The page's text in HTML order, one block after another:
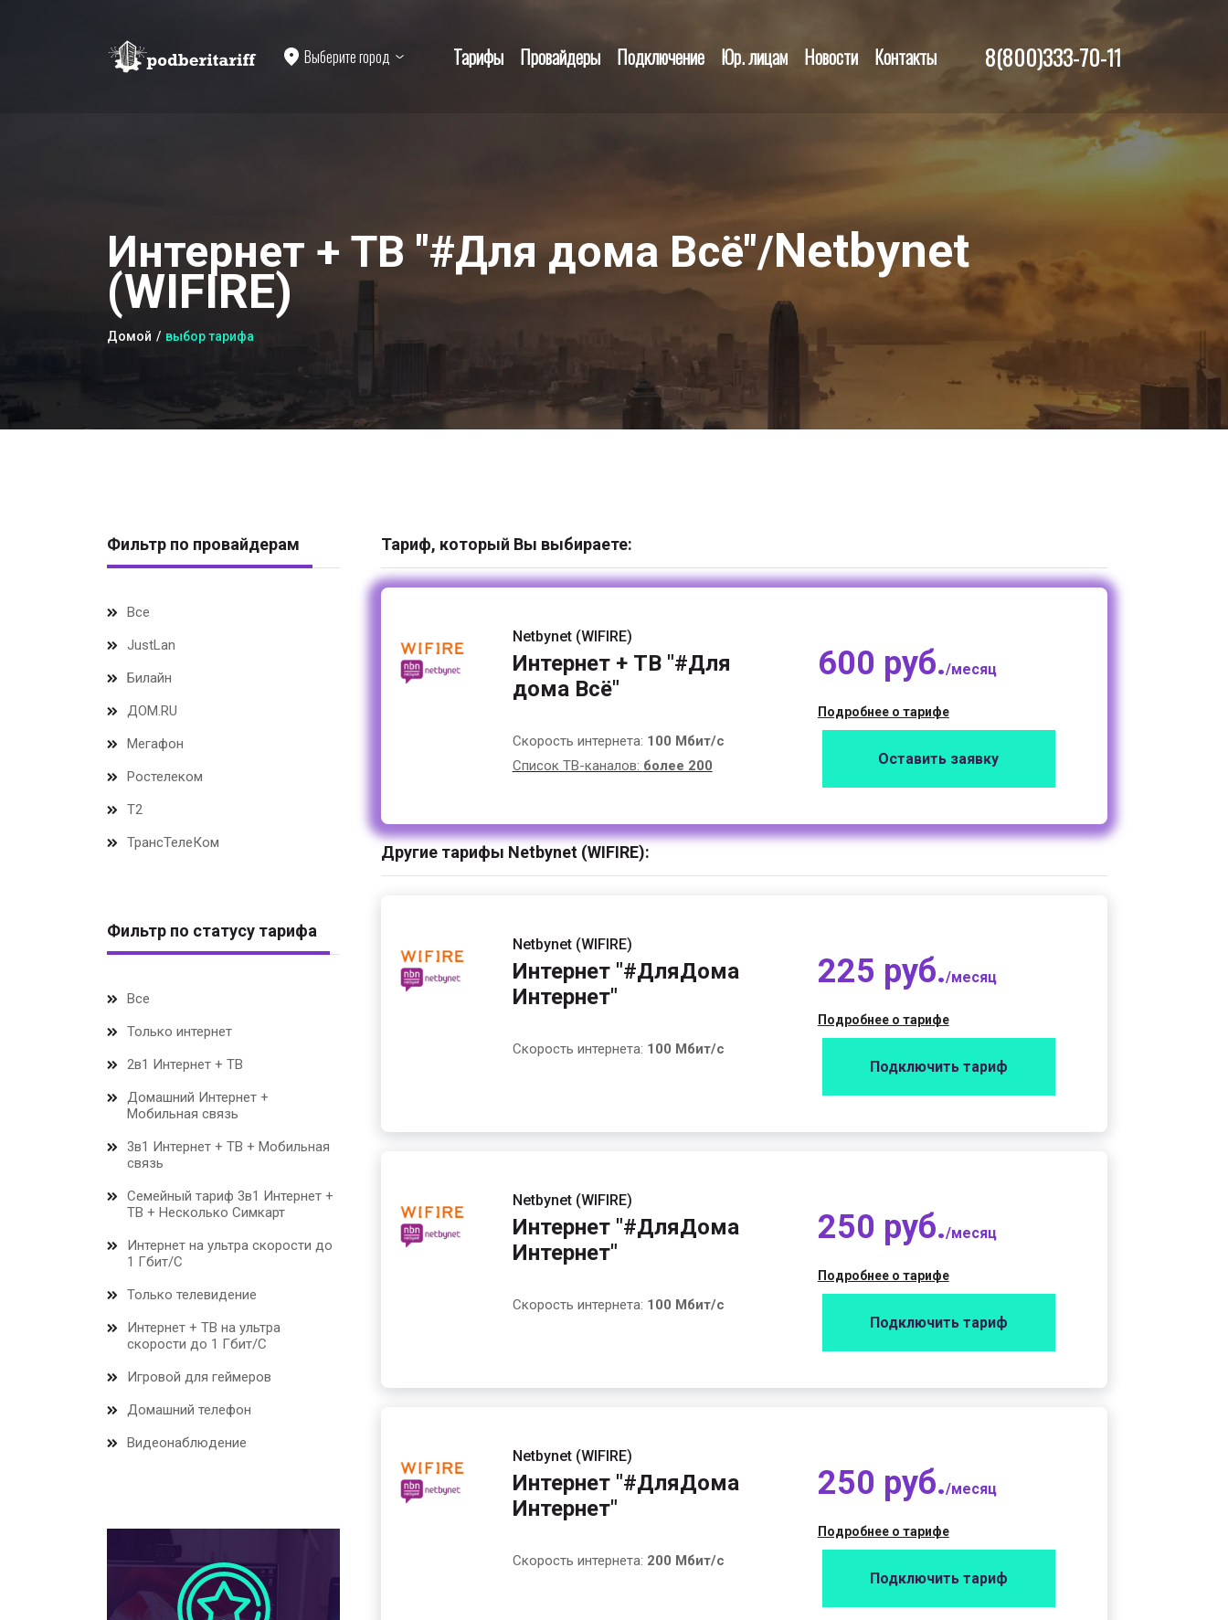
Выберите город Тарифы Провайдеры Подключение Юр. лицам Новости Контакты 8(800)333-70-11
Интернет + ТВ "#Для дома Всё"/Netbynet
(WIFIRE)
Домой выбор тарифа
Фильтр по провайдерам
Все
JustLan
Билайн
ДОМ.RU
Мегафон
Ростелеком
Т2
ТрансТелеКом
Фильтр по статусу тарифа
Все
Только интернет
2в1 Интернет + ТВ
Домашний Интернет +
Мобильная связь
3в1 Интернет + ТВ + Мобильная
связь
Семейный тариф 3в1 Интернет +
ТВ + Несколько Симкарт
Интернет на ультра скорости до
1 Гбит/С
Только телевидение
Интернет + ТВ на ультра
скорости до 1 Гбит/С
Игровой для геймеров
Домашний телефон
Видеонаблюдение
Тариф, который Вы выбираете:
Netbynet (WIFIRE)
Интернет + ТВ "#Для
дома Всё"
Скорость интернета: 100 Мбит/с
Список ТВ-каналов: более 200
600 руб./месяц
Подробнее о тарифе
Оставить заявку
Другие тарифы Netbynet (WIFIRE):
Netbynet (WIFIRE)
Интернет "#ДляДома
Интернет"
Скорость интернета: 100 Мбит/с
225 руб./месяц
Подробнее о тарифе
Подключить тариф
Netbynet (WIFIRE)
Интернет "#ДляДома
Интернет"
Скорость интернета: 100 Мбит/с
250 руб./месяц
Подробнее о тарифе
Подключить тариф
Netbynet (WIFIRE)
Интернет "#ДляДома
Интернет"
Скорость интернета: 200 Мбит/с
250 руб./месяц
Подробнее о тарифе
Подключить тариф